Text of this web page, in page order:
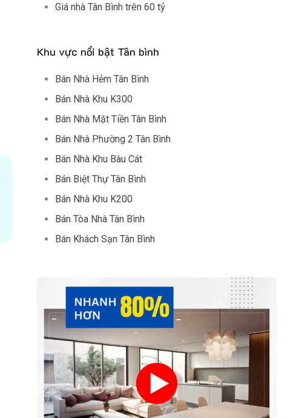
Giá nhà Tân Bình trên 60 tỷ
Khu vực nổi bật Tân bình
Bán Nhà Hẻm Tân Bình
Bán Nhà Khu K300
Bán Nhà Mặt Tiền Tân Bình
Bán Nhà Phường 2 Tân Bình
Bán Nhà Khu Bàu Cát
Bán Biệt Thự Tân Bình
Bán Nhà Khu K200
Bán Tòa Nhà Tân Bình
Bán Khách Sạn Tân Bình